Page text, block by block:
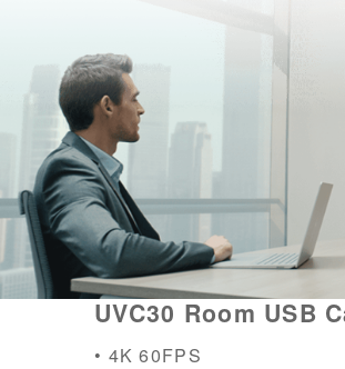
UVC30 Room USB
• 4K 60FPS